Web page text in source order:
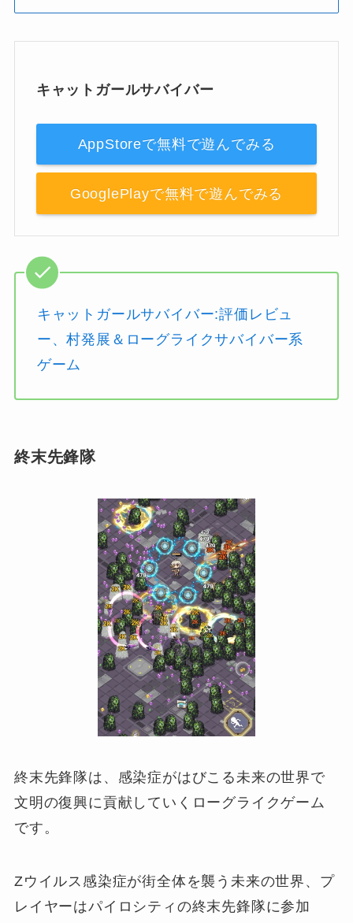
キャットガールサバイバー
AppStoreで無料で遊んでみる
GooglePlayで無料で遊んでみる
キャットガールサバイバー:評価レビュ
ー、村発展＆ローグライクサバイバー系
ゲーム
終末先鋒隊
終末先鋒隊は、感染症がはびこる未来の世界で
文明の復興に貢献していくローグライクゲーム
です。
Zウイルス感染症が街全体を襲う未来の世界、プ
レイヤーはパイロシティの終末先鋒隊に参加